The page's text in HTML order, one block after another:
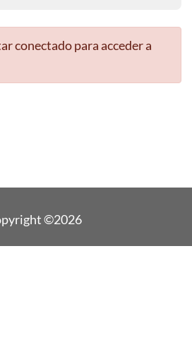
conectado para acceder a
©2026